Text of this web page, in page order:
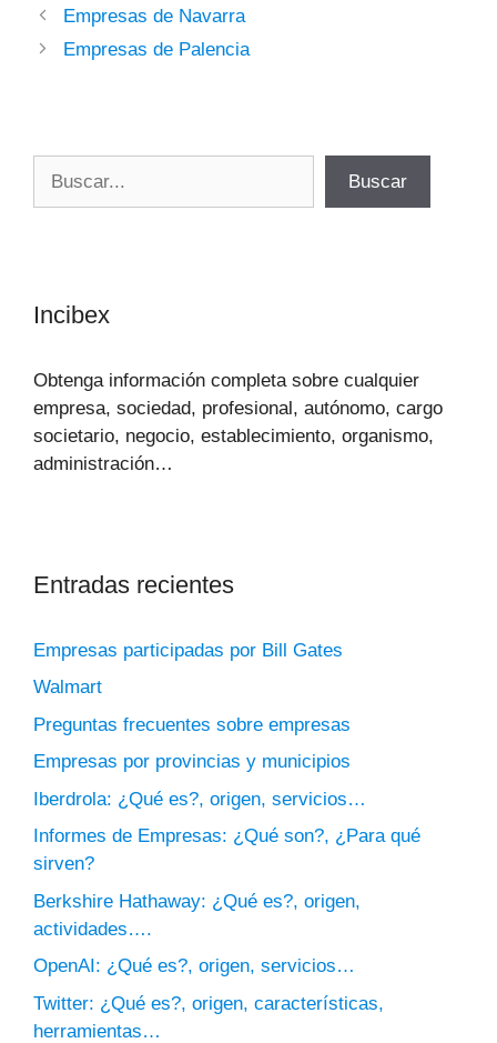
Empresas de Navarra
Empresas de Palencia
Buscar
Incibex
Obtenga información completa sobre cualquier
empresa, sociedad, profesional, autónomo, cargo
societario, negocio, establecimiento, organismo,
administración…
Entradas recientes
Empresas participadas por Bill Gates
Walmart
Preguntas frecuentes sobre empresas
Empresas por provincias y municipios
Iberdrola: ¿Qué es?, origen, servicios…
Informes de Empresas: ¿Qué son?, ¿Para qué
sirven?
Berkshire Hathaway: ¿Qué es?, origen,
actividades….
OpenAI: ¿Qué es?, origen, servicios…
Twitter: ¿Qué es?, origen, características,
herramientas…